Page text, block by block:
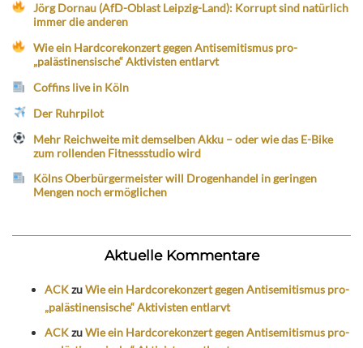
Jörg Dornau (AfD-Oblast Leipzig-Land): Korrupt sind natürlich
immer die anderen
Wie ein Hardcorekonzert gegen Antisemitismus pro-
„palästinensische“ Aktivisten entlarvt
Coffins live in Köln
Der Ruhrpilot
Mehr Reichweite mit demselben Akku – oder wie das E-Bike
zum rollenden Fitnessstudio wird
Kölns Oberbürgermeister will Drogenhandel in geringen
Mengen noch ermöglichen
Aktuelle Kommentare
ACKzuWie ein Hardcorekonzert gegen Antisemitismus pro-
„palästinensische“ Aktivisten entlarvt
ACKzuWie ein Hardcorekonzert gegen Antisemitismus pro-